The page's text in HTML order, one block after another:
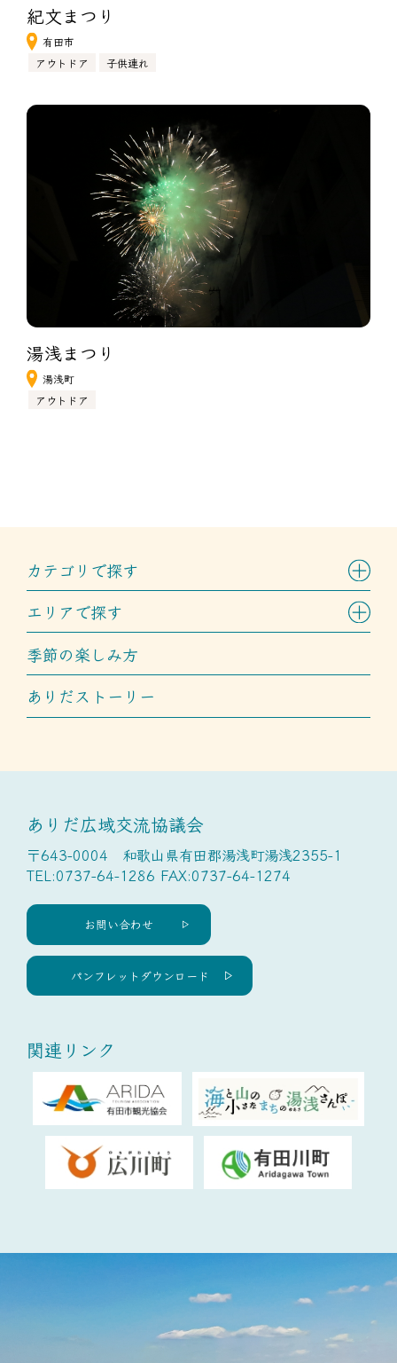
紀文まつり
有田市
アウトドア
子供連れ
湯浅まつり
湯浅町
アウトドア
カテゴリで探す
エリアで探す
季節の楽しみ方
ありだストーリー
ありだ広域交流協議会
〒643-0004 和歌山県有田郡湯浅町湯浅2355-1
TEL:0737-64-1286 FAX:0737-64-1274
お問い合わせ
パンフレットダウンロード
関連リンク